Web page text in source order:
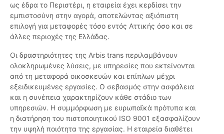
ως έδρα το Περιστέρι, η εταιρεία έχει κερδίσει την
εμπιστοσύνη στην αγορά, αποτελώντας αξιόπιστη
επιλογή για μεταφορές τόσο εντός Αττικής όσο και σε
άλλες περιοχές της Ελλάδας.
Οι δραστηριότητες της Arbis trans περιλαμβάνουν
ολοκληρωμένες λύσεις, με υπηρεσίες που εκτείνονται
από τη μεταφορά οικοσκευών και επίπλων μέχρι
εξειδικευμένες εργασίες. Ο σεβασμός στην ασφάλεια
και η συνέπεια χαρακτηρίζουν κάθε στάδιο των
υπηρεσιών. Η συμμόρφωση με ευρωπαϊκά πρότυπα και
η διατήρηση του πιστοποιητικού ISO 9001 εξασφαλίζουν
την υψηλή ποιότητα της εργασίας. Η εταιρεία διαθέτει